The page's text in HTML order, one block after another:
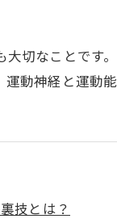
切なことです
動神経と運動
技とは？